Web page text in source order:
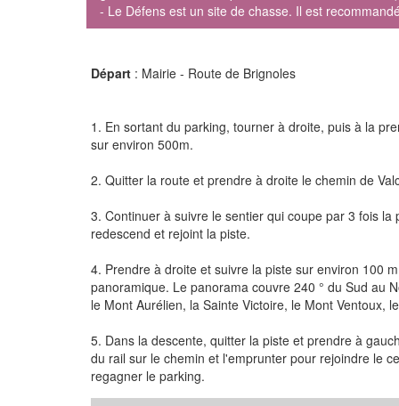
- Le Défens est un site de chasse. Il est
Départ : Mairie - Route de Brignoles
1. En sortant du parking, tourner à droite, puis à la
sur environ 500m.
2. Quitter la route et prendre à droite le chemin de
3. Continuer à suivre le sentier qui coupe par 3 fois
redescend et rejoint la piste.
4. Prendre à droite et suivre la piste sur environ 100
panoramique. Le panorama couvre 240 ° du Sud au
le Mont Aurélien, la Sainte Victoire, le Mont Ventoux,
5. Dans la descente, quitter la piste et prendre à
du rail sur le chemin et l'emprunter pour rejoindre le
regagner le parking.